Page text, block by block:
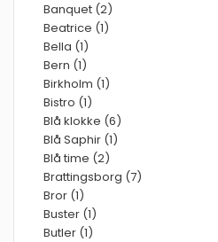
Banquet (2)
Beatrice (1)
Bella (1)
Bern (1)
Birkholm (1)
Bistro (1)
Blå klokke (6)
Blå Saphir (1)
Blå time (2)
Brattingsborg (7)
Bror (1)
Buster (1)
Butler (1)